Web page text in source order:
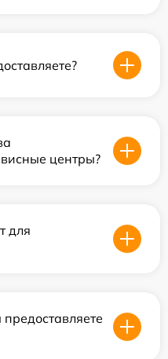
центры?
для